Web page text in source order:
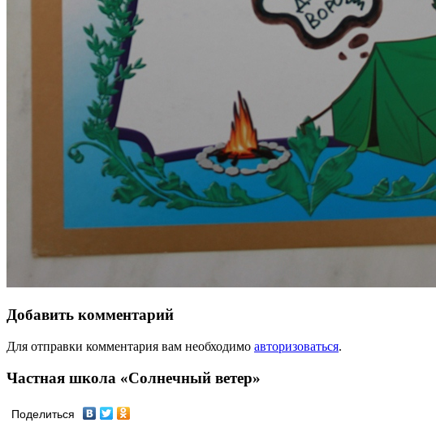
Добавить комментарий
Для отправки комментария вам необходимо авторизоваться.
Частная школа «Солнечный ветер»
Поделиться